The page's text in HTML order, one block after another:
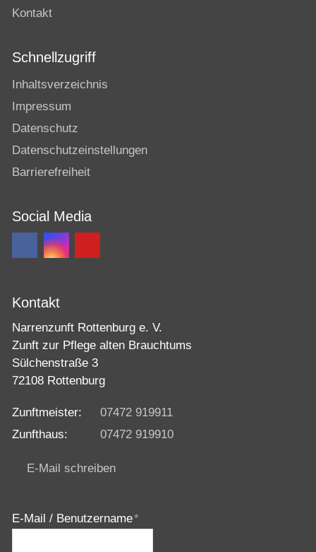
Kontakt
Schnellzugriff
Inhaltsverzeichnis
Impressum
Datenschutz
Datenschutzeinstellungen
Barrierefreiheit
Social Media
Kontakt
Narrenzunft Rottenburg e. V.
Zunft zur Pflege alten Brauchtums
Sülchenstraße 3
72108 Rottenburg
Zunftmeister:
07472 919911
Zunfthaus:
07472 919910
E-Mail schreiben
E-Mail / Benutzername*